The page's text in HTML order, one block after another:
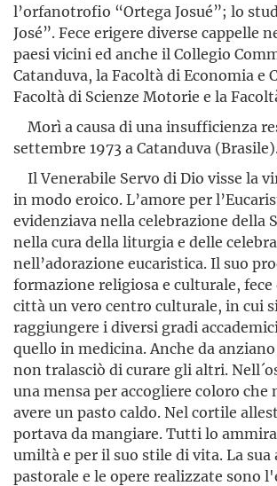
l’orfanotrofio “Ortega Josué”; lo
José”. Fece erigere diverse cappelle
paesi vicini ed anche il Collegio
Catanduva, la Facoltà di Economia e
Facoltà di Scienze Motorie e la
Morì a causa di una insufficienza
settembre 1973 a Catanduva
Il Venerabile Servo di Dio visse la
in modo eroico. L’amore per
evidenziava nella celebrazione della
nella cura della liturgia e delle
nell’adorazione eucaristica. Il suo
formazione religiosa e culturale, fece
città un vero centro culturale, in cui
raggiungere i diversi gradi
quello in medicina. Anche da
non tralasciò di curare gli altri.
una mensa per accogliere coloro che
avere un pasto caldo. Nel cortile
portava da mangiare. Tutti lo
umiltà e per il suo stile di vita. La sua
pastorale e le opere realizzate sono